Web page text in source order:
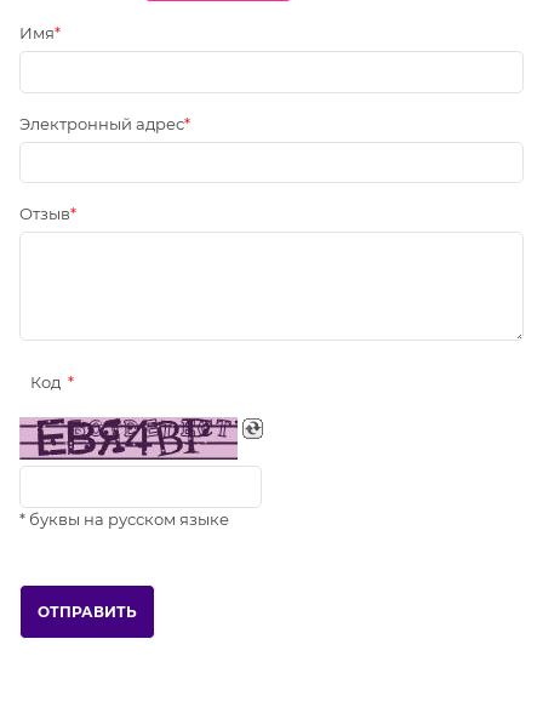
Имя
Электронный адрес
Отзыв
Код
* буквы на русском языке